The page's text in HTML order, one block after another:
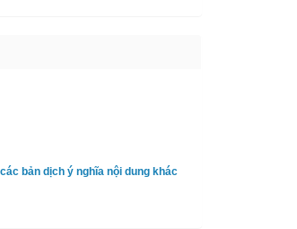
bản dịch ý nghĩa nội dung khác